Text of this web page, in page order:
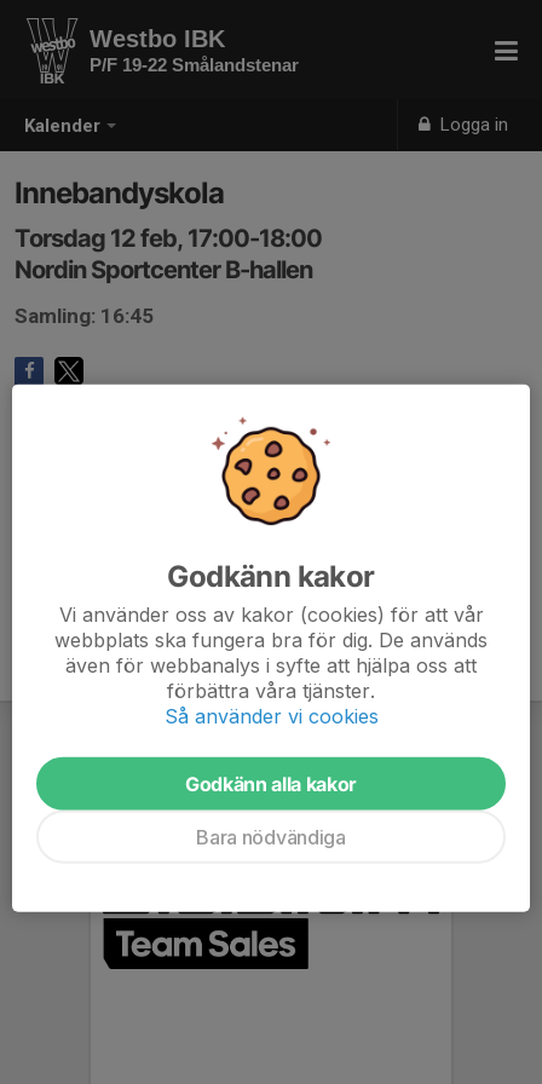
Kalender Logga in
Westbo IBK
P/F 19-22 Smålandstenar
Innebandyskola
Torsdag 12 feb, 17:00-18:00
Nordin Sportcenter B-hallen
Samling: 16:45
Godkänn kakor
Vi använder oss av kakor (cookies) för att vår
webbplats ska fungera bra för dig. De används
även för webbanalys i syfte att hjälpa oss att
förbättra våra tjänster.
Så använder vi cookies
Godkänn alla kakor
Bara nödvändiga